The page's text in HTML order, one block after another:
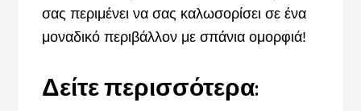
σας περιμένει να σας καλωσορίσει σε ένα
μοναδικό περιβάλλον με σπάνια ομορφιά!
Δείτε περισσότερα: